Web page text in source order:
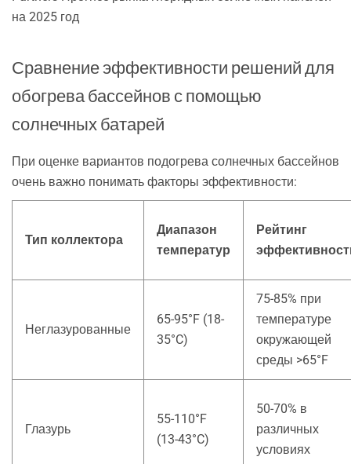
на 2025 год
Сравнение эффективности решений для
обогрева бассейнов с помощью
солнечных батарей
При оценке вариантов подогрева солнечных бассейнов
очень важно понимать факторы эффективности:
Тип коллектора
Диапазон
температур
Рейтинг
Неглазурованные
65-95°F (18-
35°C)
75-85% при
температуре
окружающей
среды >65°F
Глазурь
55-110°F
(13-43°C)
50-70% в
различных
условиях